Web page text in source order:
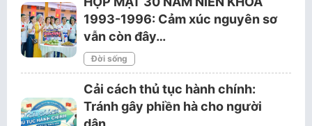
1993-1996: Cảm xúc nguyên sơ
vẫn còn đây…
Đời sống
Cải cách thủ tục hành chính:
Tránh gây phiền hà cho người